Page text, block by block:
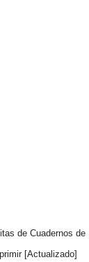
de Cuadernos de
[Actualizado]